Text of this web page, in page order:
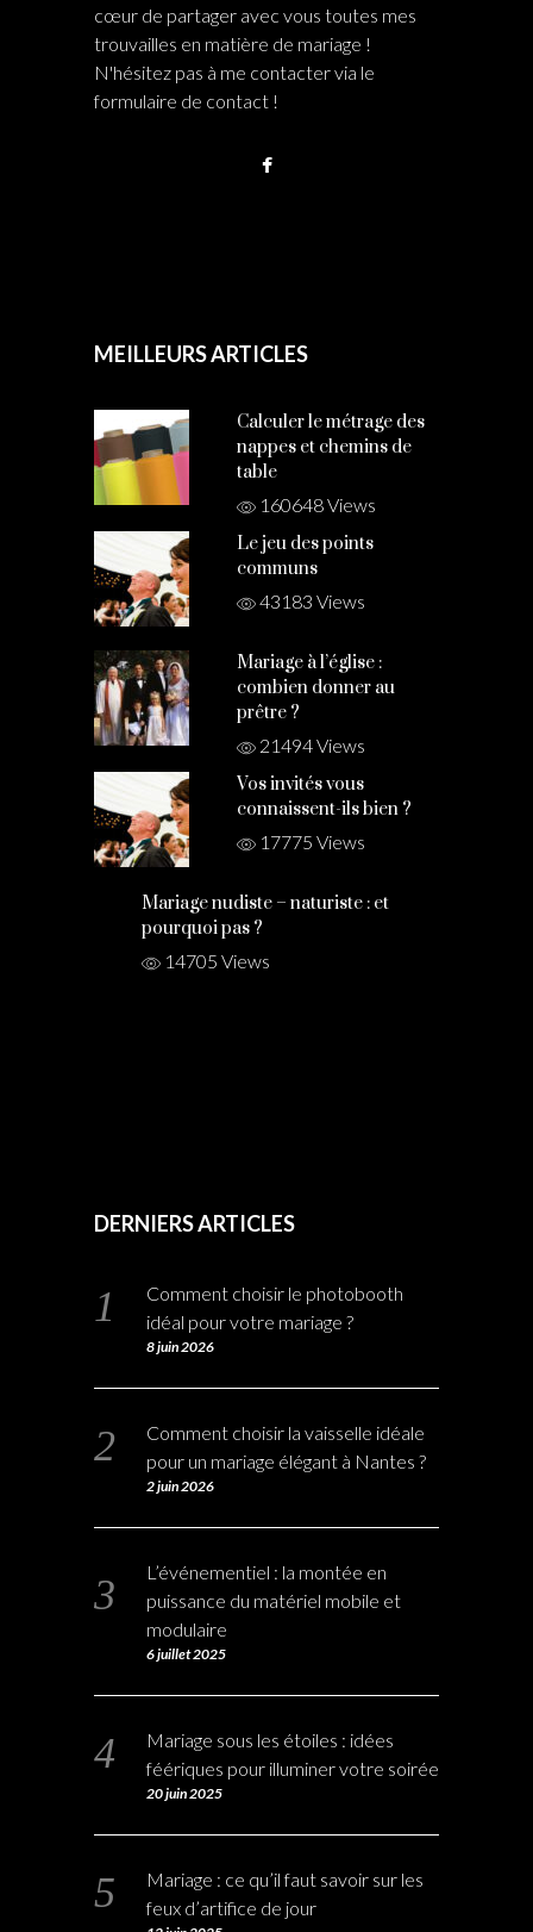
cœur de partager avec vous toutes mes
trouvailles en matière de mariage !
N'hésitez pas à me contacter via le
formulaire de contact !
MEILLEURS ARTICLES
Calculer le métrage des
nappes et chemins de
table
160648 Views
Le jeu des points
communs
43183 Views
Mariage à l’église :
combien donner au
prêtre ?
21494 Views
Vos invités vous
connaissent-ils bien ?
17775 Views
Mariage nudiste – naturiste : et
pourquoi pas ?
14705 Views
DERNIERS ARTICLES
Comment choisir le photobooth
idéal pour votre mariage ?
8 juin 2026
Comment choisir la vaisselle idéale
pour un mariage élégant à Nantes ?
2 juin 2026
L’événementiel : la montée en
puissance du matériel mobile et
modulaire
6 juillet 2025
Mariage sous les étoiles : idées
féériques pour illuminer votre soirée
20 juin 2025
Mariage : ce qu’il faut savoir sur les
feux d’artifice de jour